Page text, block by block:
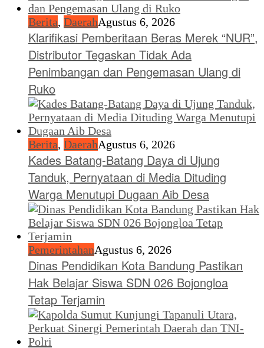
Berita, DaerahAgustus 6, 2026
Klarifikasi Pemberitaan Beras Merek “NUR”,
Distributor Tegaskan Tidak Ada
Penimbangan dan Pengemasan Ulang di
Ruko
Berita, DaerahAgustus 6, 2026
Kades Batang-Batang Daya di Ujung
Tanduk, Pernyataan di Media Dituding
Warga Menutupi Dugaan Aib Desa
PemerintahanAgustus 6, 2026
Dinas Pendidikan Kota Bandung Pastikan
Hak Belajar Siswa SDN 026 Bojongloa
Tetap Terjamin